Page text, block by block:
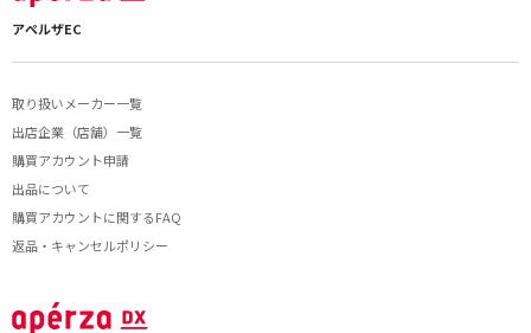
アペルザEC
取り扱いメーカー一覧
出店企業（店舗）一覧
購買アカウント申請
出品について
購買アカウントに関するFAQ
返品・キャンセルポリシー